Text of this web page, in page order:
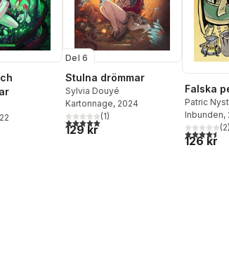
Totalt antal röster:
Del 6
Stulna drömmar
Sylvia Douyé
Kartonnage, 2024
5,0utav 5 stjärnor. Totalt antal röster:
(1)
129 kr
Falska
Patric
Inbunden,
4,5utav 5(2)
126 kr